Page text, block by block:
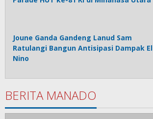
Joune Ganda Gandeng Lanud Sam
Ratulangi Bangun Antisipasi Dampak El
Nino
BERITA MANADO